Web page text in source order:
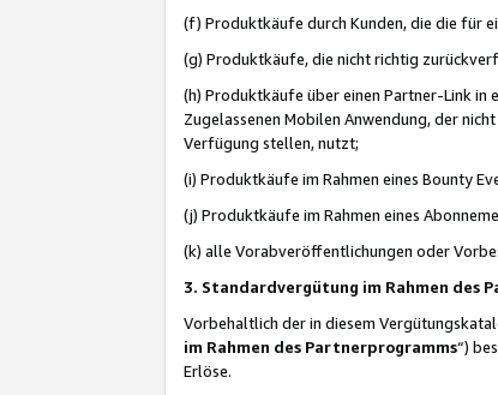
(f) Produktkäufe durch Kunden, die die für
(g) Produktkäufe, die nicht richtig
(h) Produktkäufe über einen Partner-Link in
Zugelassenen Mobilen Anwendung, der
Verfügung stellen, nutzt;
(i) Produktkäufe im Rahmen eines Bounty
(j) Produktkäufe im Rahmen eines
(k) alle Vorabveröffentlichungen oder
3. Standardvergütung im Rahmen des
Vorbehaltlich der in diesem
im Rahmen des Partnerprogramms“)
Erlöse.